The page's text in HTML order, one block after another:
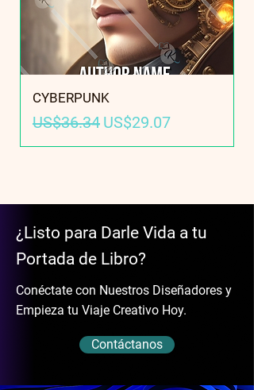
CYBERPUNK
Precio
US$36.34 Precio de oferta
US$29.07
¿Listo para Darle Vida a tu
Portada de Libro?
Conéctate con Nuestros Diseñadores y
Empieza tu Viaje Creativo Hoy.
Contáctanos